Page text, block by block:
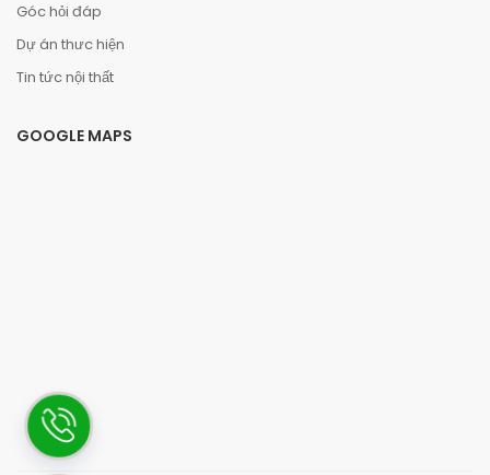
Góc hỏi đáp
Dự án thưc hiện
Tin tức nội thất
GOOGLE MAPS